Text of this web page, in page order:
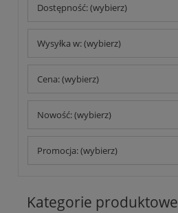
Dostępność: (wybierz)
Wysyłka w: (wybierz)
Cena: (wybierz)
Nowość: (wybierz)
Promocja: (wybierz)
Kategorie produktowe